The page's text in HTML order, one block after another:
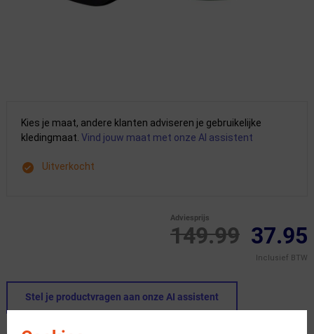
Kies je maat, andere klanten adviseren je gebruikelijke
kledingmaat. Vind jouw maat met onze AI assistent
Uitverkocht
149.99
Adviesprijs
37.95
Inclusief BTW
Stel je productvragen aan onze AI assistent